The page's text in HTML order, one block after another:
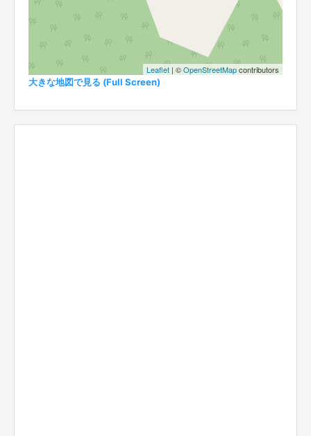
Leaflet | ©OpenStreetMapcontributors
大きな地図で見る (Full Screen)